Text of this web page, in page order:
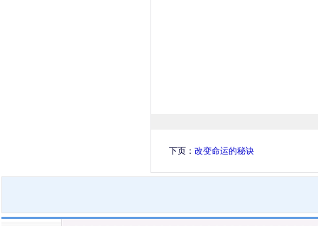
下页： 改变命运的秘诀